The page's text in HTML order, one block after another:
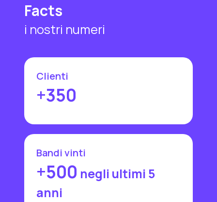
Facts
i nostri numeri
Clienti
+350
Bandi vinti
+500 negli ultimi 5
anni